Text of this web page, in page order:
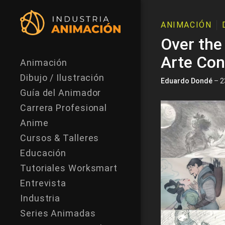
Animación
Dibujo / Ilustración
Guía del Animador
Carrera Profesional
Anime
Cursos & Talleres
Educación
Tutoriales Worksmart
Entrevista
Industria
Series Animadas
ANIMACIÓN
Over
Arte
Eduardo Dondé –